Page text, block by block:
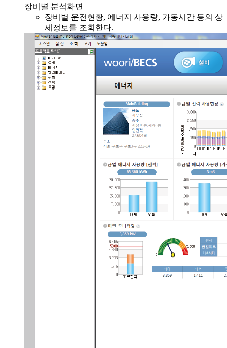
장비별 분석화면
장비별 운전현황, 에너지 사용량, 가동시간 등의 상
세정보를 조회한다.